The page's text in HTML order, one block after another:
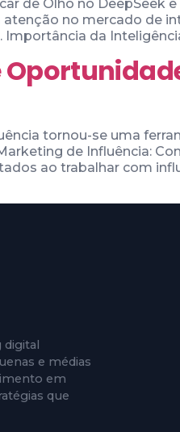
de Olho no DeepSeek
atenção no mercado de
Importância da
tornou-se uma
de Influência:
ao trabalhar com
digital
e médias
em
que